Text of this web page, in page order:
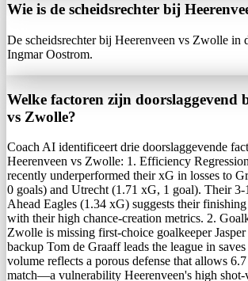
Wie is de scheidsrechter bij
De scheidsrechter bij Heerenveen vs Zwolle in
Ingmar Oostrom.
Welke factoren zijn doorslaggevend
vs Zwolle?
Coach AI identificeert drie doorslaggevende
Heerenveen vs Zwolle: 1. Efficiency
recently underperformed their xG in losses to
0 goals) and Utrecht (1.71 xG, 1 goal). Their
Ahead Eagles (1.34 xG) suggests their
with their high chance-creation metrics. 2.
Zwolle is missing first-choice goalkeeper
backup Tom de Graaff leads the league in
volume reflects a porous defense that allows
match—a vulnerability Heerenveen's high shot-